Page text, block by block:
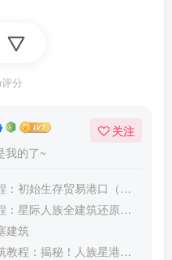
分
我的了~
关注
我的世界投影）——你要来加入我们的贸易船队嘛？
合集（全新投影）——收藏这一个超长合集就够了！
建筑
星港（我的世界投影）如何生产大和战列舰！